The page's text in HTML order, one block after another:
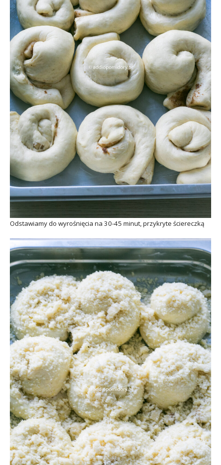
Odstawiamy do wyrośnięcia na 30-45 minut, przykryte ściereczką